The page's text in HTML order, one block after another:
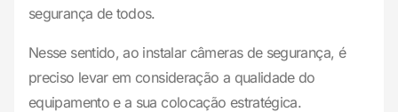
segurança de todos.
Nesse sentido, ao instalar câmeras de segurança, é
preciso levar em consideração a qualidade do
equipamento e a sua colocação estratégica.